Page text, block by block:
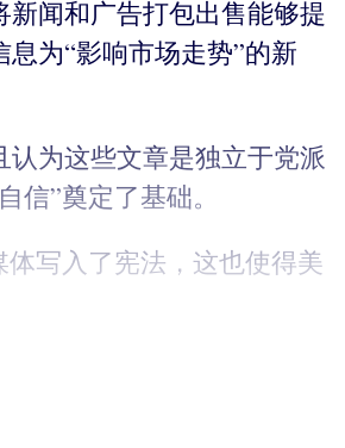
闻和广告打包出售能够提
为“影响市场走势”的新
为这些文章是独立于党派
”奠定了基础。
写入了宪法，这也使得美